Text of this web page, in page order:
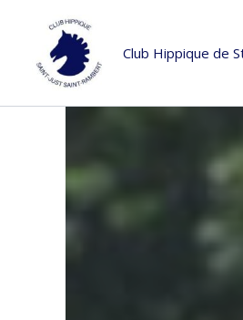
contenu
Club Hippique de